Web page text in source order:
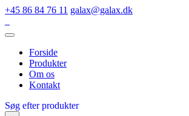
+45 86 84 76 11 galax@galax.dk
Forside
Produkter
Om os
Kontakt
Søg efter produkter